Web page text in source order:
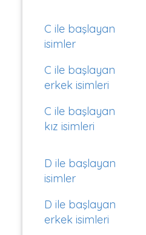
C ile başlayan
isimler
C ile başlayan
erkek isimleri
C ile başlayan
kız isimleri
D ile başlayan
isimler
D ile başlayan
erkek isimleri